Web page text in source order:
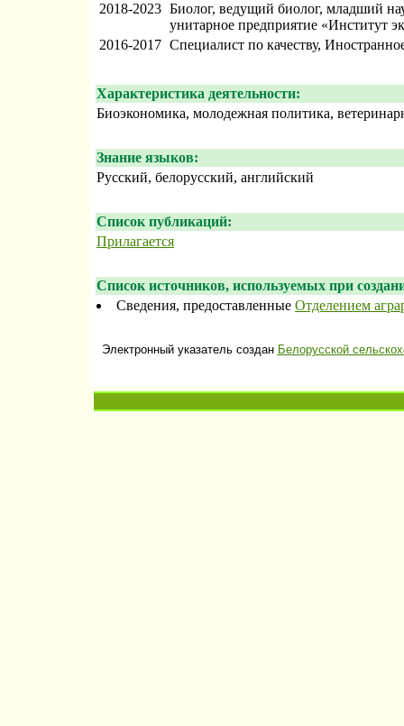
2018-2023 Биолог, ведущий биолог, младший
унитарное предприятие «Институт
2016-2017 Специалист по качеству,
Характеристика деятельности:
Биоэкономика, молодежная политика,
Знание языков:
Русский, белорусский, английский
Список публикаций:
Прилагается
Список источников, используемых при
Сведения, предоставленные Отделением
Электронный указатель создан Белорусской